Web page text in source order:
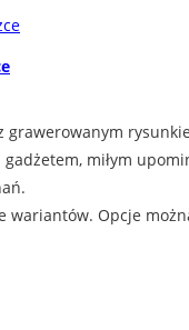
grawerowanym
miłym
wariantów. Opcje